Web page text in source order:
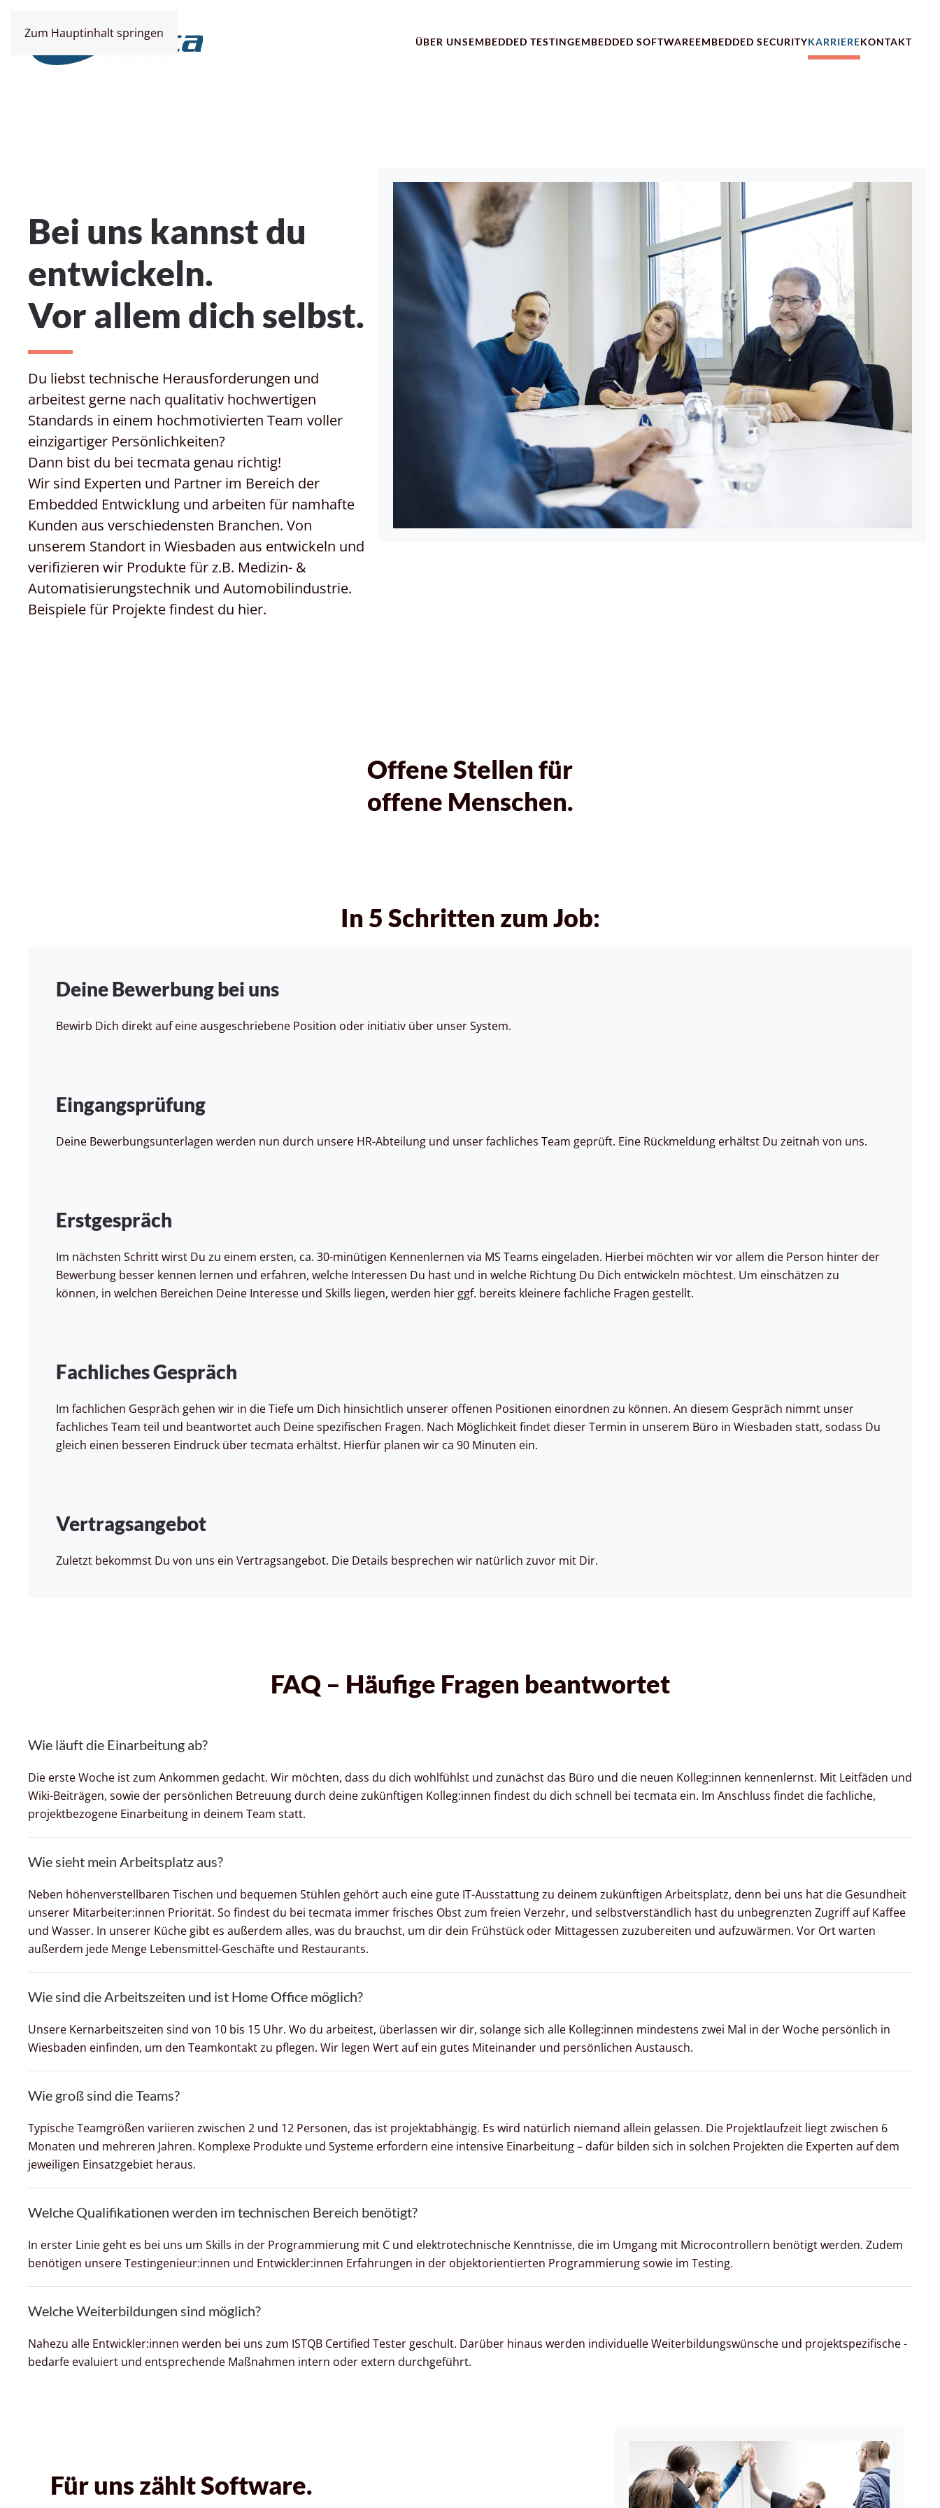
Zum Hauptinhalt springen
ÜBER UNSEMBEDDED TESTINGEMBEDDED SOFTWAREEMBEDDED SECURITYKARRIEREKONTAKT
Bei uns kannst du
entwickeln.
Vor allem dich selbst.
Du liebst technische Herausforderungen und
arbeitest gerne nach qualitativ hochwertigen
Standards in einem hochmotivierten Team voller
einzigartiger Persönlichkeiten?
Dann bist du bei tecmata genau richtig!
Wir sind Experten und Partner im Bereich der
Embedded Entwicklung und arbeiten für namhafte
Kunden aus verschiedensten Branchen. Von
unserem Standort in Wiesbaden aus entwickeln und
verifizieren wir Produkte für z.B. Medizin- &
Automatisierungstechnik und Automobilindustrie.
Beispiele für Projekte findest du hier.
Offene Stellen für
offene Menschen.
In 5 Schritten zum Job:
Deine Bewerbung bei uns
Bewirb Dich direkt auf eine ausgeschriebene Position oder initiativ über unser System.
Eingangsprüfung
Deine Bewerbungsunterlagen werden nun durch unsere HR-Abteilung und unser fachliches Team geprüft. Eine Rückmeldung erhältst Du zeitnah von uns.
Erstgespräch
Im nächsten Schritt wirst Du zu einem ersten, ca. 30-minütigen Kennenlernen via MS Teams eingeladen. Hierbei möchten wir vor allem die Person hinter der
Bewerbung besser kennen lernen und erfahren, welche Interessen Du hast und in welche Richtung Du Dich entwickeln möchtest. Um einschätzen zu
können, in welchen Bereichen Deine Interesse und Skills liegen, werden hier ggf. bereits kleinere fachliche Fragen gestellt.
Fachliches Gespräch
Im fachlichen Gespräch gehen wir in die Tiefe um Dich hinsichtlich unserer offenen Positionen einordnen zu können. An diesem Gespräch nimmt unser
fachliches Team teil und beantwortet auch Deine spezifischen Fragen. Nach Möglichkeit findet dieser Termin in unserem Büro in Wiesbaden statt, sodass Du
gleich einen besseren Eindruck über tecmata erhältst. Hierfür planen wir ca 90 Minuten ein.
Vertragsangebot
Zuletzt bekommst Du von uns ein Vertragsangebot. Die Details besprechen wir natürlich zuvor mit Dir.
FAQ – Häufige Fragen beantwortet
Wie läuft die Einarbeitung ab?
Die erste Woche ist zum Ankommen gedacht. Wir möchten, dass du dich wohlfühlst und zunächst das Büro und die neuen Kolleg:innen kennenlernst. Mit Leitfäden und
Wiki-Beiträgen, sowie der persönlichen Betreuung durch deine zukünftigen Kolleg:innen findest du dich schnell bei tecmata ein. Im Anschluss findet die fachliche,
projektbezogene Einarbeitung in deinem Team statt.
Wie sieht mein Arbeitsplatz aus?
Neben höhenverstellbaren Tischen und bequemen Stühlen gehört auch eine gute IT-Ausstattung zu deinem zukünftigen Arbeitsplatz, denn bei uns hat die Gesundheit
unserer Mitarbeiter:innen Priorität. So findest du bei tecmata immer frisches Obst zum freien Verzehr, und selbstverständlich hast du unbegrenzten Zugriff auf Kaffee
und Wasser. In unserer Küche gibt es außerdem alles, was du brauchst, um dir dein Frühstück oder Mittagessen zuzubereiten und aufzuwärmen. Vor Ort warten
außerdem jede Menge Lebensmittel-Geschäfte und Restaurants.
Wie sind die Arbeitszeiten und ist Home Office möglich?
Unsere Kernarbeitszeiten sind von 10 bis 15 Uhr. Wo du arbeitest, überlassen wir dir, solange sich alle Kolleg:innen mindestens zwei Mal in der Woche persönlich in
Wiesbaden einfinden, um den Teamkontakt zu pflegen. Wir legen Wert auf ein gutes Miteinander und persönlichen Austausch.
Wie groß sind die Teams?
Typische Teamgrößen variieren zwischen 2 und 12 Personen, das ist projektabhängig. Es wird natürlich niemand allein gelassen. Die Projektlaufzeit liegt zwischen 6
Monaten und mehreren Jahren. Komplexe Produkte und Systeme erfordern eine intensive Einarbeitung – dafür bilden sich in solchen Projekten die Experten auf dem
jeweiligen Einsatzgebiet heraus.
Welche Qualifikationen werden im technischen Bereich benötigt?
In erster Linie geht es bei uns um Skills in der Programmierung mit C und elektrotechnische Kenntnisse, die im Umgang mit Microcontrollern benötigt werden. Zudem
benötigen unsere Testingenieur:innen und Entwickler:innen Erfahrungen in der objektorientierten Programmierung sowie im Testing.
Welche Weiterbildungen sind möglich?
Nahezu alle Entwickler:innen werden bei uns zum ISTQB Certified Tester geschult. Darüber hinaus werden individuelle Weiterbildungswünsche und projektspezifische -
bedarfe evaluiert und entsprechende Maßnahmen intern oder extern durchgeführt.
Für uns zählt Software.